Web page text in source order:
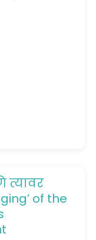
त्यावर
of the